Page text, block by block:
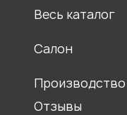
Мебель для храмов
Столы обеденные
Весь каталог
Салон
Производство
Отзывы